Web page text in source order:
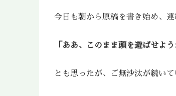
今日も朝から原稿を書き始め、
「ああ、このまま頭を遊ばせよう
とも思ったが、ご無沙汰が続い